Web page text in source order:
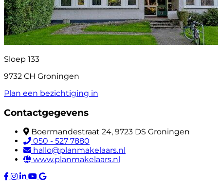
Sloep 133
9732 CH Groningen
Plan een bezichtiging in
Contactgegevens
Boermandestraat 24, 9723 DS Groningen
050 - 527 7880
hallo@planmakelaars.nl
www.planmakelaars.nl